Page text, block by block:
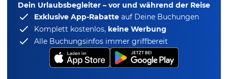
Dein Urlaubsbegleiter – vor und während der Reise
Exklusive App-Rabatte auf Deine Buchungen
Komplett kostenlos, keine Werbung
Alle Buchungsinfos immer griffbereit